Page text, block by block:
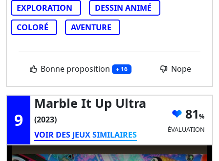
EXPLORATION
DESSIN ANIMÉ
COLORÉ
AVENTURE
Bonne proposition + 16 Nope
9
Marble It Up Ultra
(2023)
VOIR DES JEUX SIMILAIRES
81
ÉVALUATION